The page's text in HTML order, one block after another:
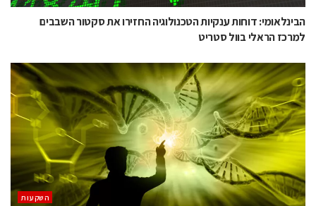
הבינלאומי: דוחות ענקיות הטכנולוגיה החזירו את סקטור השבבים
למרכז הראלי בוול סטריט
השקעות